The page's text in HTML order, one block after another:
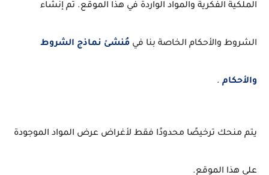
الملكية الفكرية والمواد الواردة في هذا الموقع. تم إنشاء
الشروط والأحكام الخاصة بنا في مُنشئ نماذج الشروط
والأحكام .
يتم منحك ترخيصًا محدودًا فقط لأغراض عرض المواد الموجودة
على هذا الموقع.